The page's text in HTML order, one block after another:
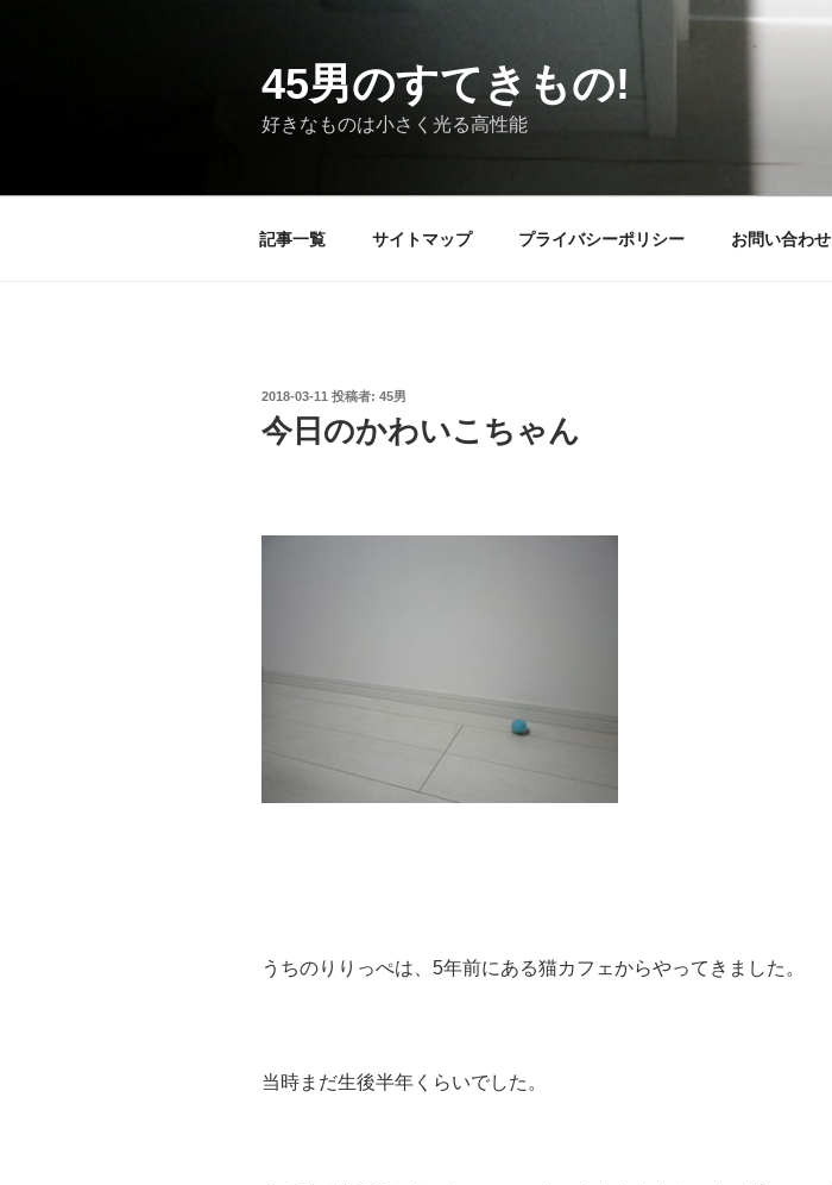
45男のすてきもの!
好きなものは小さく光る高性能
記事一覧 サイトマップ プライバシーポリシー お問い合わせ
投
日:
2018-03-11 投稿者: 45男
今日のかわいこちゃん
うちのりりっぺは、5年前にある猫カフェからやってきました。
当時まだ生後半年くらいでした。